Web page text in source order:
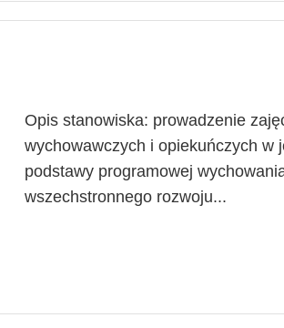
Opis stanowiska: prowadzenie
wychowawczych i opiekuńczych w
podstawy programowej
wszechstronnego rozwoju...